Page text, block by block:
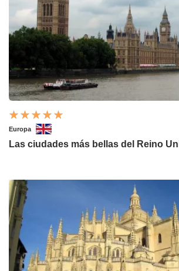
Europa
Las ciudades más bellas del Reino